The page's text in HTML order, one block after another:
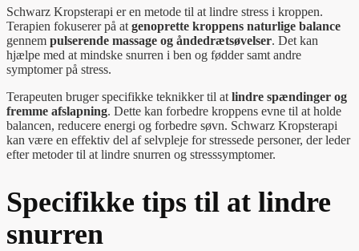
Schwarz Kropsterapi er en metode til at lindre stress i kroppen.
Terapien fokuserer på at genoprette kroppens naturlige balance
gennem pulserende massage og åndedrætsøvelser. Det kan
hjælpe med at mindske snurren i ben og fødder samt andre
symptomer på stress.
Terapeuten bruger specifikke teknikker til at lindre spændinger og
fremme afslapning. Dette kan forbedre kroppens evne til at holde
balancen, reducere energi og forbedre søvn. Schwarz Kropsterapi
kan være en effektiv del af selvpleje for stressede personer, der leder
efter metoder til at lindre snurren og stresssymptomer.
Specifikke tips til at lindre
snurren